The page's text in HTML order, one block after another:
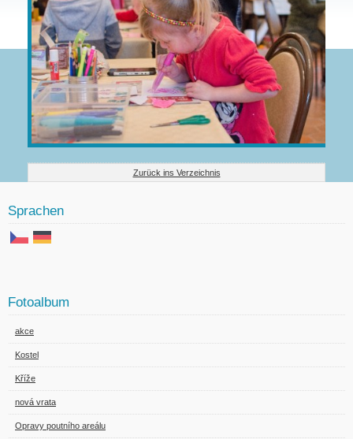
Zurück ins Verzeichnis
Sprachen
Fotoalbum
akce
Kostel
Kříže
nová vrata
Opravy poutního areálu